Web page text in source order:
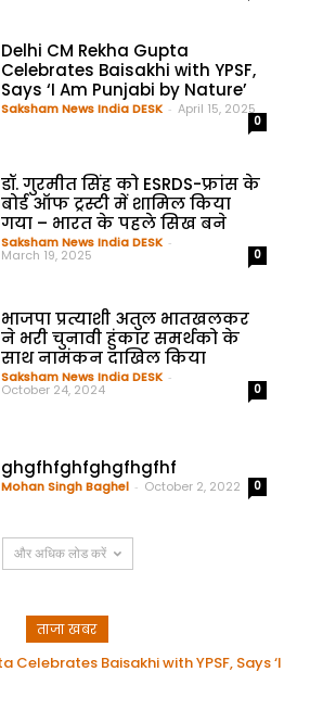
Delhi CM Rekha Gupta
Celebrates Baisakhi with YPSF,
Says ‘I Am Punjabi by Nature’
Saksham News India DESK - April 15, 2025
0
डॉ. गुरमीत सिंह को ESRDS-फ्रांस के
बोर्ड ऑफ ट्रस्टी में शामिल किया
गया – भारत के पहले सिख बने
Saksham News India DESK -
March 19, 2025 0
भाजपा प्रत्याशी अतुल भातखलकर
ने भरी चुनावी हुंकार समर्थको के
साथ नामंकन दाखिल किया
Saksham News India DESK -
October 24, 2024 0
ghgfhfghfghgfhgfhf
Mohan Singh Baghel - October 2, 2022 0
और अधिक लोड करें